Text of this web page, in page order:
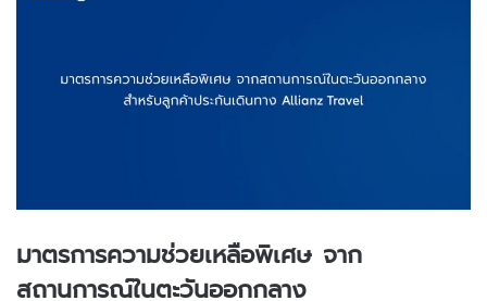
มาตรการความช่วยเหลือพิเศษ จาก
สถานการณ์ในตะวันออกกลาง